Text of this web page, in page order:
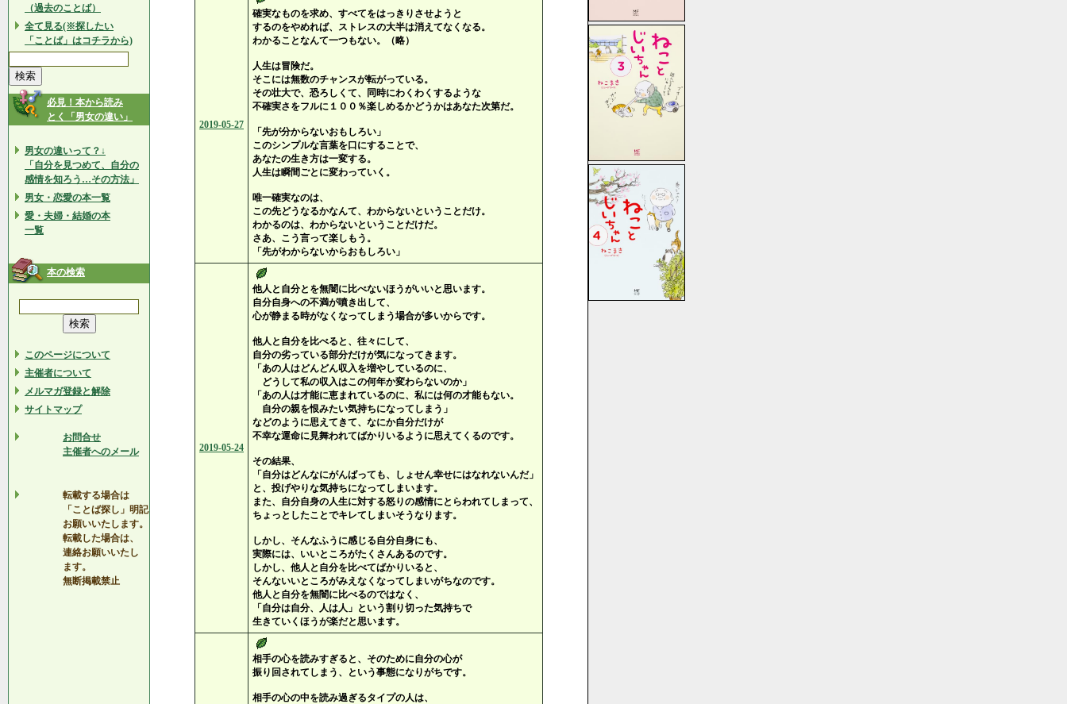
（過去のことば）
全て見る(※探したい
「ことば」はコチラから)
必見！本から読み
とく「男女の違い」
男女の違いって？↓
「自分を見つめて、自分の
感情を知ろう…その方法」
男女・恋愛の本一覧
愛・夫婦・結婚の本
一覧
本の検索
このページについて
主催者について
メルマガ登録と解除
サイトマップ
お問合せ
主催者へのメール
転載する場合は
「ことば探し」明記
お願いいたします。
転載した場合は、
連絡お願いいたし
ます。
無断掲載禁止
2019-05-27
確実なものを求め、すべてをはっきりさせようと
するのをやめれば、ストレスの大半は消えてなくなる。
わかることなんて一つもない。（略）
人生は冒険だ。
そこには無数のチャンスが転がっている。
その壮大で、恐ろしくて、同時にわくわくするような
不確実さをフルに１００％楽しめるかどうかはあなた次第だ。
「先が分からないおもしろい」
このシンプルな言葉を口にすることで、
あなたの生き方は一変する。
人生は瞬間ごとに変わっていく。
唯一確実なのは、
この先どうなるかなんて、わからないということだけ。
わかるのは、わからないということだけだ。
さあ、こう言って楽しもう。
「先がわからないからおもしろい」
2019-05-24
他人と自分とを無闇に比べないほうがいいと思います。
自分自身への不満が噴き出して、
心が静まる時がなくなってしまう場合が多いからです。
他人と自分を比べると、往々にして、
自分の劣っている部分だけが気になってきます。
「あの人はどんどん収入を増やしているのに、
どうして私の収入はこの何年か変わらないのか」
「あの人は才能に恵まれているのに、私には何の才能もない。
自分の親を恨みたい気持ちになってしまう」
などのように思えてきて、なにか自分だけが
不幸な運命に見舞われてばかりいるように思えてくるのです。
その結果、
「自分はどんなにがんばっても、しょせん幸せにはなれないんだ」
と、投げやりな気持ちになってしまいます。
また、自分自身の人生に対する怒りの感情にとらわれてしまって、
ちょっとしたことでキレてしまいそうなります。
しかし、そんなふうに感じる自分自身にも、
実際には、いいところがたくさんあるのです。
しかし、他人と自分を比べてばかりいると、
そんないいところがみえなくなってしまいがちなのです。
他人と自分を無闇に比べるのではなく、
「自分は自分、人は人」という割り切った気持ちで
生きていくほうが楽だと思います。
相手の心を読みすぎると、そのために自分の心が
振り回されてしまう、という事態になりがちです。
相手の心の中を読み過ぎるタイプの人は、